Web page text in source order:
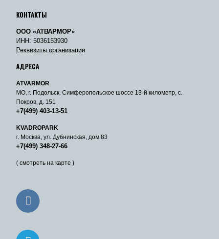
КОНТАКТЫ
ООО «АТВАРМОР»
ИНН: 5036153930
Реквизиты организации
АДРЕСА
ATVARMOR
МО, г. Подольск, Симферопольское шоссе 13-й километр, с.
Покров, д. 151
+7(499) 403-13-51
KVADROPARK
г. Москва, ул. Дубнинская, дом 83
+7(499) 348-27-66
( смотреть на карте )